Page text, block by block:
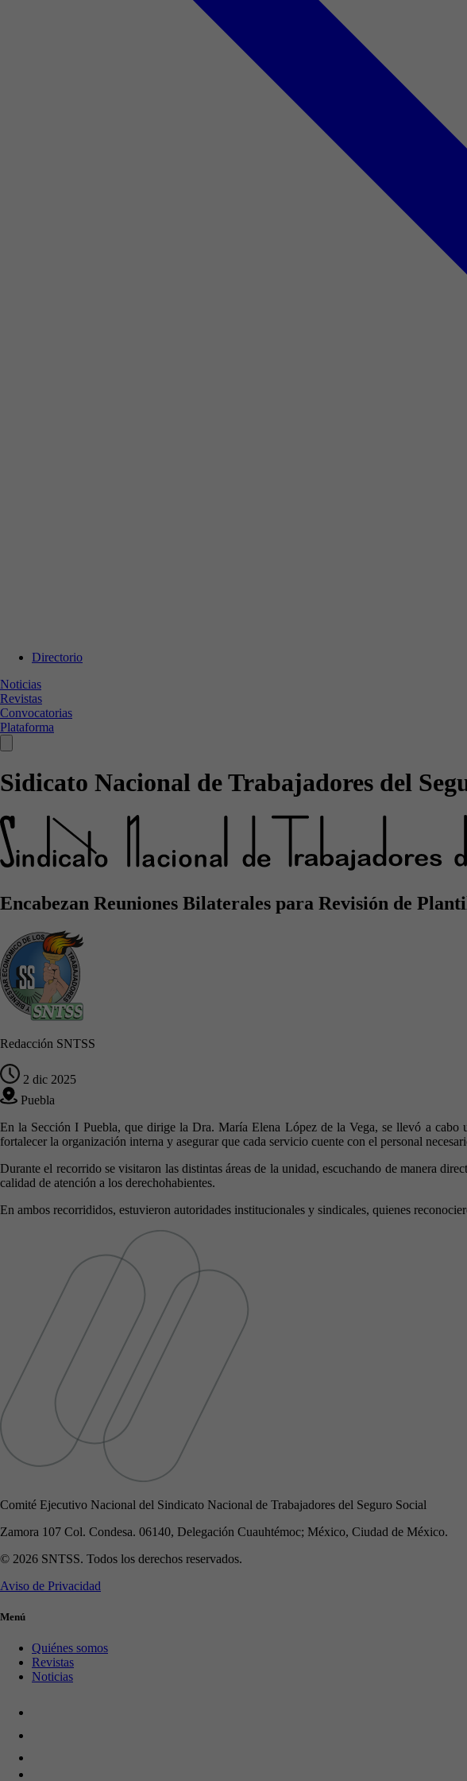
Directorio
Noticias
Revistas
Convocatorias
Plataforma
Sidicato Nacional de Trabajadores del
Encabezan Reuniones Bilaterales para Revisión de
Redacción SNTSS
2 dic 2025
Puebla
En la Sección I Puebla, que dirige la Dra. María Elena López de la Vega, se llevó a
fortalecer la organización interna y asegurar que cada servicio cuente con el personal
Durante el recorrido se visitaron las distintas áreas de la unidad, escuchando de manera
calidad de atención a los derechohabientes.
En ambos recorrididos, estuvieron autoridades institucionales y sindicales, quienes
Comité Ejecutivo Nacional del Sindicato Nacional de Trabajadores del Seguro Social
Zamora 107 Col. Condesa. 06140, Delegación Cuauhtémoc; México, Ciudad de México.
© 2026 SNTSS. Todos los derechos reservados.
Aviso de Privacidad
Menú
Quiénes somos
Revistas
Noticias